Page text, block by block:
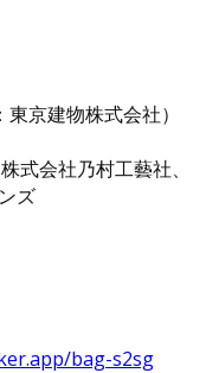
京建物株式会社）
式会社乃村工藝社、
ズ
bag-s2sg